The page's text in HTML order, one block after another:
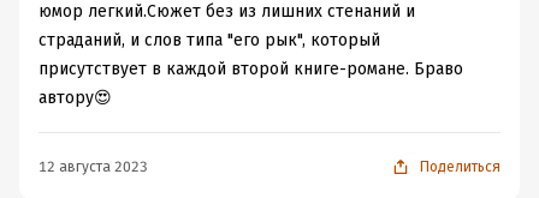
юмор легкий.Сюжет без из лишних стенаний и
страданий, и слов типа "его рык", который
присутствует в каждой второй книге-романе. Браво
автору😍
12 августа 2023 Поделиться